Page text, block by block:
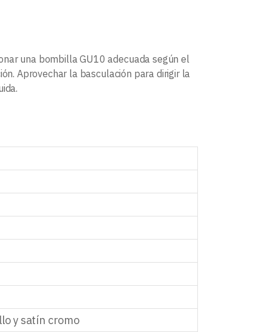
una bombilla GU10 adecuada según el
Aprovechar la basculación para dirigir la
y satín cromo